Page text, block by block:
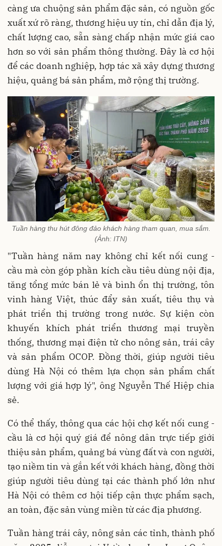
càng ưa chuộng sản phẩm đặc sản, có nguồn gốc
xuất xứ rõ ràng, thương hiệu uy tín, chỉ dẫn địa lý,
chất lượng cao, sẵn sàng chấp nhận mức giá cao
hơn so với sản phẩm thông thường. Đây là cơ hội
để các doanh nghiệp, hợp tác xã xây dựng thương
hiệu, quảng bá sản phẩm, mở rộng thị trường.
Tuần hàng thu hút đông đảo khách hàng tham quan, mua sắm.
(Ảnh: ITN)
"Tuần hàng năm nay không chỉ kết nối cung -
cầu mà còn góp phần kích cầu tiêu dùng nội địa,
tăng tổng mức bán lẻ và bình ổn thị trường, tôn
vinh hàng Việt, thúc đẩy sản xuất, tiêu thụ và
phát triển thị trường trong nước. Sự kiện còn
khuyến khích phát triển thương mại truyền
thống, thương mại điện tử cho nông sản, trái cây
và sản phẩm OCOP. Đồng thời, giúp người tiêu
dùng Hà Nội có thêm lựa chọn sản phẩm chất
lượng với giá hợp lý", ông Nguyễn Thế Hiệp chia
sẻ.
Có thể thấy, thông qua các hội chợ kết nối cung -
cầu là cơ hội quý giá để nông dân trực tiếp giới
thiệu sản phẩm, quảng bá vùng đất và con người,
tạo niềm tin và gắn kết với khách hàng, đồng thời
giúp người tiêu dùng tại các thành phố lớn như
Hà Nội có thêm cơ hội tiếp cận thực phẩm sạch,
an toàn, đặc sản vùng miền từ các địa phương.
Tuần hàng trái cây, nông sản các tỉnh, thành phố